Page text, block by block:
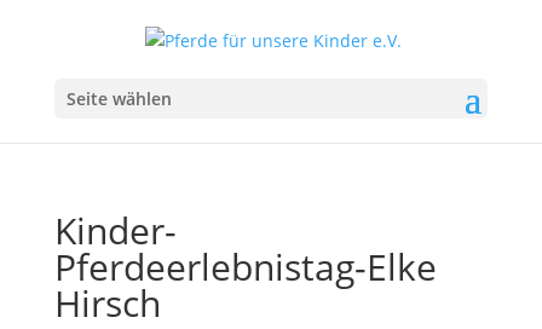
Seite wählen
Kinder-
Pferdeerlebnistag-Elke
Hirsch